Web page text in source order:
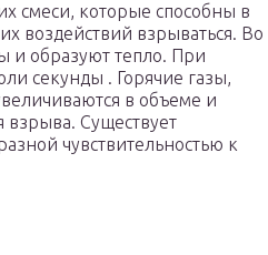
смеси, которые способны в
воздействий взрываться. Во
и образуют тепло. При
секунды . Горячие газы,
в объеме и
Существует
чувствительностью к